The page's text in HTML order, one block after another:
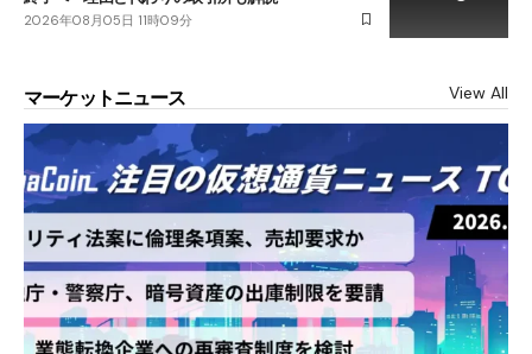
2026年08月05日 11時09分
マーケットニュース View All